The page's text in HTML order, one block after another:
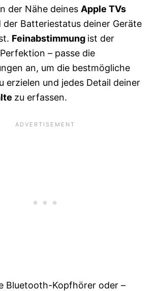
der Nähe deines Apple TVs
der Batteriestatus deiner Geräte
Feinabstimmung ist der
– passe die
an, um die bestmögliche
erzielen und jedes Detail deiner
zu erfassen.
Bluetooth-Kopfhörer oder –